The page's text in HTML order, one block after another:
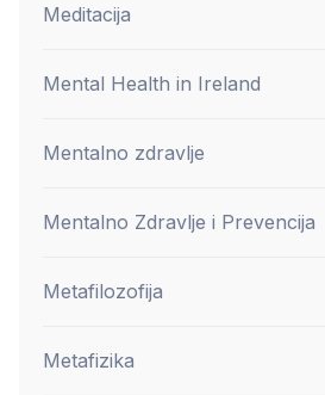
Meditacija
Mental Health in Ireland
Mentalno zdravlje
Mentalno Zdravlje i Prevencija
Metafilozofija
Metafizika